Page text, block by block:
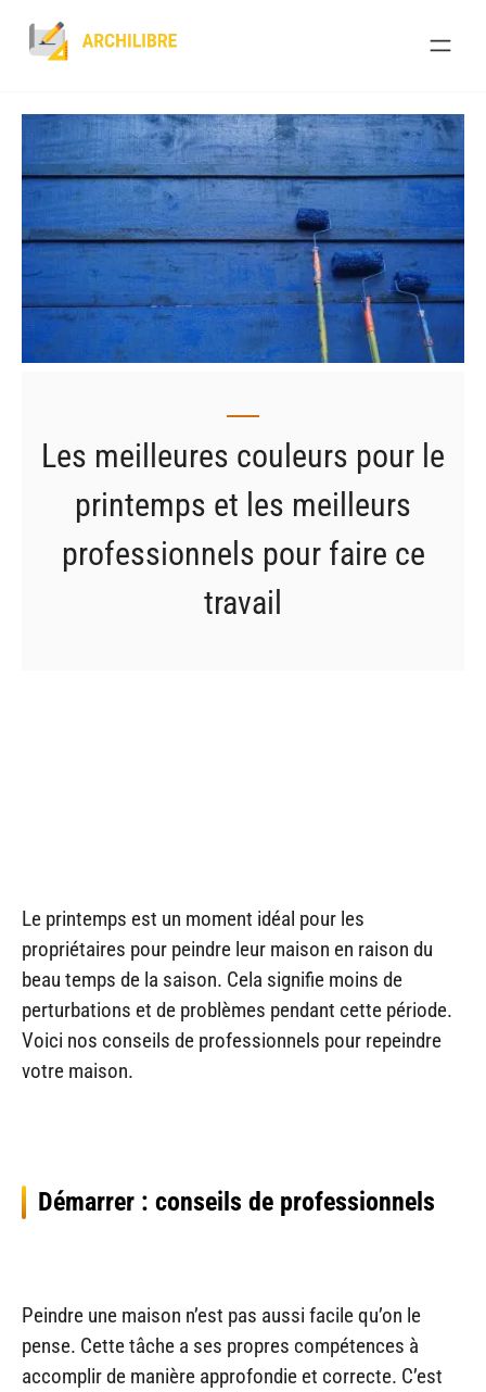
Les meilleures couleurs pour le
printemps et les meilleurs
professionnels pour faire ce
travail
Le printemps est un moment idéal pour les
propriétaires pour peindre leur maison en raison du
beau temps de la saison. Cela signifie moins de
perturbations et de problèmes pendant cette période.
Voici nos conseils de professionnels pour repeindre
votre maison.
Démarrer : conseils de professionnels
Peindre une maison n’est pas aussi facile qu’on le
pense. Cette tâche a ses propres compétences à
accomplir de manière approfondie et correcte. C’est